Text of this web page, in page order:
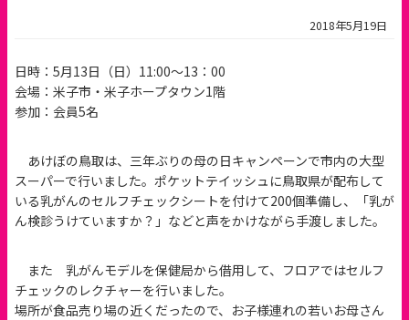
2018年5月19日
日時：5月13日（日）11:00～13：00
会場：米子市・米子ホープタウン1階
参加：会員5名
あけぼの鳥取は、三年ぶりの母の日キャンペーンで市内の大型
スーパーで行いました。ポケットテイッシュに鳥取県が配布して
いる乳がんのセルフチェックシートを付けて200個準備し、「乳が
ん検診うけていますか？」などと声をかけながら手渡しました。
また 乳がんモデルを保健局から借用して、フロアではセルフ
チェックのレクチャーを行いました。
場所が食品売り場の近くだったので、お子様連れの若いお母さん